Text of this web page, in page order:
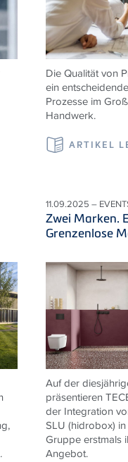
Die Qualität von
ein
Prozesse im
Handwerk.
ARTIKEL
11.09.2025 –
Zwei Marken.
Grenzenlose
Auf der
präsentieren
der Integration
SLU (hidrobox)
Gruppe erstmals
Angebot.